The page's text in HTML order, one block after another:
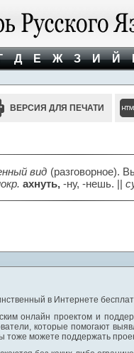
Д Е Ж З И Й
ВЕРСИЯ ДЛЯ ПЕЧАТИ
вид (разговорное).
ахнуть, -ну, -нешь. ||
в Интернете
онлайн проектом и
которые помогают
тоже можете поддержать